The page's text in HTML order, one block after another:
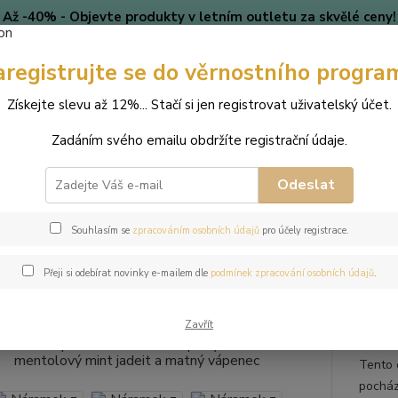
Až -40% - Objevte produkty v letním outletu za skvělé ceny!
🎄 VÁNOCE Blog
Hledat
(Po-
Náramek z přírodních kamenů a perly Swarovski -
z přírodních kamenů a
jadeit a matný vápenec
Tento
se do věrnostního
Získejte slevu až 12%... Stačí si jen registrovat uživatelský účet.
Zadáním svého emailu obdržíte registrační údaje.
Odeslat
Souhlasím se zpracováním osobních údajůpro účely registrace.
Přeji si odebírat novinky e-mailem dle podmínek zpracování osobních údajů.
Zavřít